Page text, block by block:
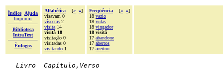
Índice
Ajuda
Imprimir
Biblioteca
IntraText
Èulogos
Alfabética [« »]
visavam 0
vísceras 2
visita 14
visitá 18
visitação 0
visitadas 0
visitando 1
Freqüência [« »]
18 vazio
18 vidas
18 vingador
18 visitá
17 abandone
17 abertos
17 aceitou
Livro  Capítulo,Verso